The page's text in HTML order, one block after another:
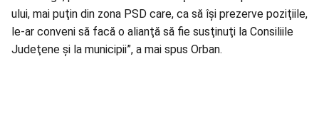
ului, mai puţin din zona PSD care, ca să îşi prezerve poziţiile,
le-ar conveni să facă o alianţă să fie susţinuţi la Consiliile
Judeţene şi la municipii”, a mai spus Orban.